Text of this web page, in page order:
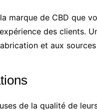
marque de CBD que
des clients.
et aux
de la qualité de